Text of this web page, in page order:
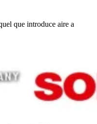
que introduce aire a